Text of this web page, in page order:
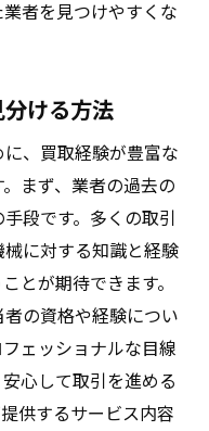
者を見つけやすくな
ける方法
、買取経験が豊富な
まず、業者の過去の
段です。多くの取引
に対する知識と経験
とが期待できます。
の資格や経験につい
ェッショナルな目線
心して取引を進める
供するサービス内容